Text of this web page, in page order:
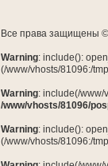
Все права защищены
Warning: include():
(/www/vhosts/81096:/
Warning: include(/www/
/www/vhosts/81096/
Warning: include():
(/www/vhosts/81096:/